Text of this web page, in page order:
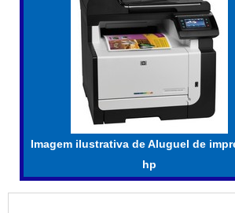
Imagem ilustrativa de Aluguel de
hp